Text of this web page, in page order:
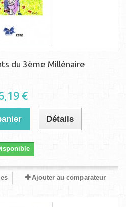
du 3ème Millénaire
€
Détails
Ajouter au comparateur